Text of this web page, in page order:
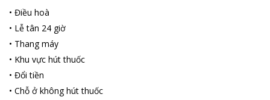
• Điều hoà
• Lễ tân 24 giờ
• Thang máy
• Khu vực hút thuốc
• Đổi tiền
• Chỗ ở không hút thuốc